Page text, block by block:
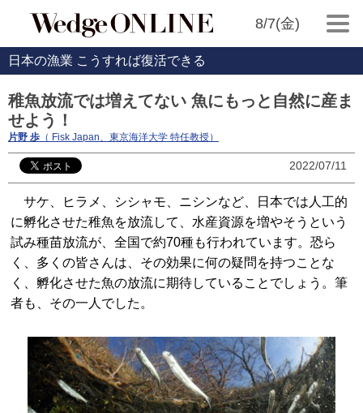
8/7(金)
日本の漁業 こうすれば復活できる
稚魚放流では増えてない 魚にもっと自然に産ま
せよう！
片野 歩 （ Fisk Japan、東京海洋大学 特任教授）
2022/07/11
サケ、ヒラメ、シシャモ、ニシンなど、日本では人工的
に孵化させた稚魚を放流して、水産資源を増やそうという
試み種苗放流が、全国で約70種も行われています。恐ら
く、多くの皆さんは、その効果に何の疑問を持つことな
く、孵化させた魚の放流に期待していることでしょう。筆
者も、その一人でした。